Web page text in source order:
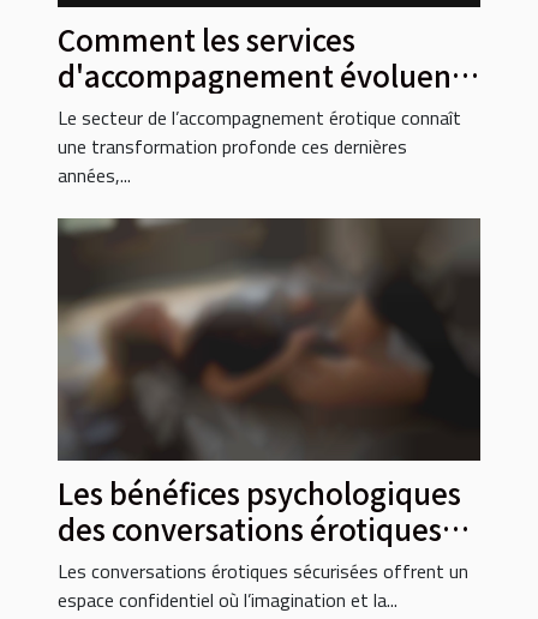
Comment les services
d'accompagnement évoluent
dans le domaine érotique ?
Le secteur de l’accompagnement érotique connaît
une transformation profonde ces dernières
années,...
Les bénéfices psychologiques
des conversations érotiques
sécurisées
Les conversations érotiques sécurisées offrent un
espace confidentiel où l’imagination et la...